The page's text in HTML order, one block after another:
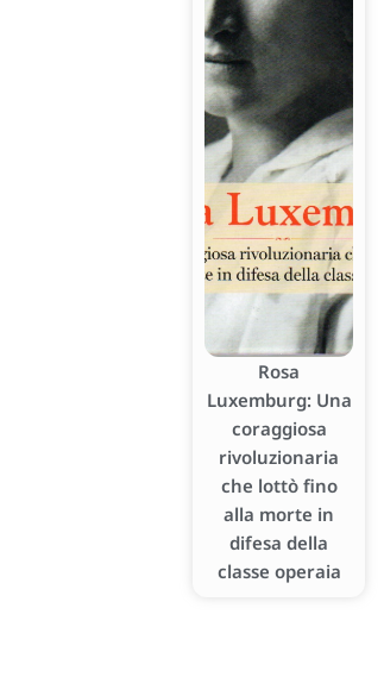
Rosa
Luxemburg: Una
coraggiosa
rivoluzionaria
che lottò fino
alla morte in
difesa della
classe operaia